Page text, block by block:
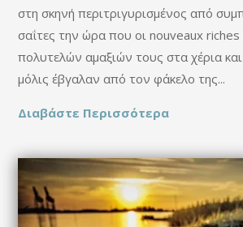
στη σκηνή περιτριγυρισμένος από
σαΐτες την ώρα που οι nouveaux riches
πολυτελών αμαξιών τους στα χέρια
μόλις έβγαλαν από τον φάκελο της...
Διαβάστε Περισσότερα